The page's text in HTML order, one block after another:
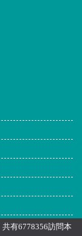
有6778356訪問本